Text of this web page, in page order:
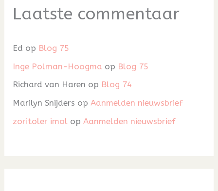
Laatste commentaar
Ed op Blog 75
Inge Polman-Hoogma op Blog 75
Richard van Haren op Blog 74
Marilyn Snijders opAanmelden nieuwsbrief
zoritoler imol opAanmelden nieuwsbrief